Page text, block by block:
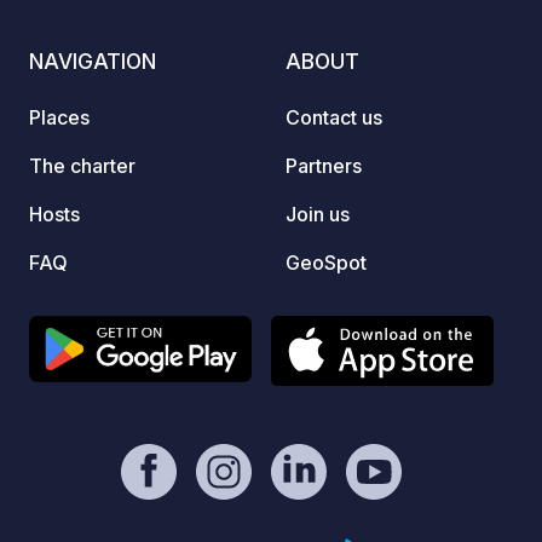
NAVIGATION
Places
The charter
Hosts
FAQ
ABOUT
Contact us
Partners
Join us
GeoSpot